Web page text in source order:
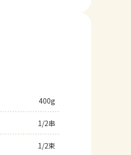
400g
1/2串
1/2束